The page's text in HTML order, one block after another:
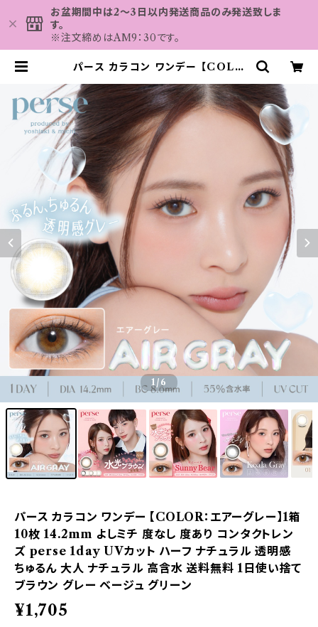
お盆期間中は2～3日以内発送商品のみ発送致しま
す。
※注文締めはAM9：30です。
パース カラコン ワンデー 【COLO
よしミチ 度なし 度あり コンタクトレ
ンズ perse 1day UVカット ハーフ
ナチュラル 透明感 ちゅるん 大人 ナ
チュラル 高含水 送料無料 1日使い捨
て ブラウン グレー ベージュ グリーン
| カラコン MAHALO
1/6
パース カラコン ワンデー 【COLOR：エアーグレー】1箱
10枚 14.2mm よしミチ 度なし 度あり コンタクトレン
ズ perse 1day UVカット ハーフ ナチュラル 透明感
ちゅるん 大人 ナチュラル 高含水 送料無料 1日使い捨て
ブラウン グレー ベージュ グリーン
¥1,705